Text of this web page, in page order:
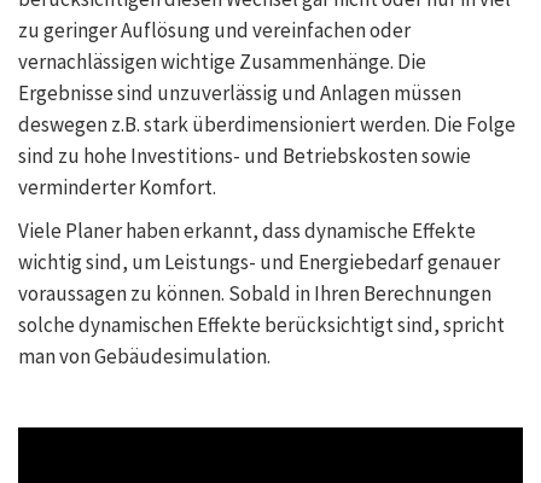
zu geringer Auflösung und vereinfachen oder
vernachlässigen wichtige Zusammenhänge. Die
Ergebnisse sind unzuverlässig und Anlagen müssen
deswegen z.B. stark überdimensioniert werden. Die Folge
sind zu hohe Investitions- und Betriebskosten sowie
verminderter Komfort.
Viele Planer haben erkannt, dass dynamische Effekte
wichtig sind, um Leistungs- und Energiebedarf genauer
voraussagen zu können. Sobald in Ihren Berechnungen
solche dynamischen Effekte berücksichtigt sind, spricht
man von Gebäudesimulation.